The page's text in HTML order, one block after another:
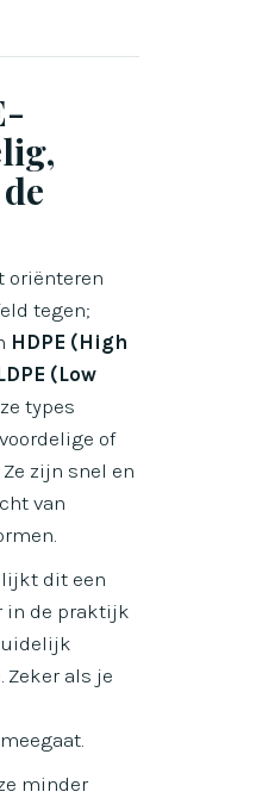
oriënteren
tegen;
HDPE (High
(Low
types
of
zijn snel en
van
dit een
in de praktijk
Zeker als je
minder